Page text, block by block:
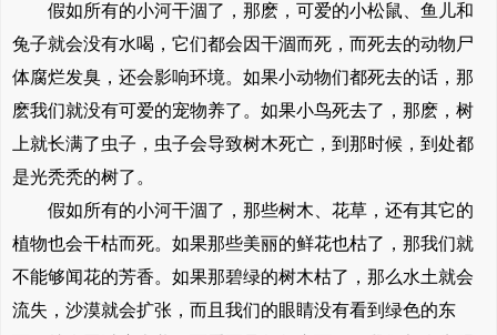
假如所有的小河干涸了，那麽，可爱的小松鼠、鱼儿和
兔子就会没有水喝，它们都会因干涸而死，而死去的动物尸
体腐烂发臭，还会影响环境。如果小动物们都死去的话，那
麽我们就没有可爱的宠物养了。如果小鸟死去了，那麽，树
上就长满了虫子，虫子会导致树木死亡，到那时候，到处都
是光秃秃的树了。
假如所有的小河干涸了，那些树木、花草，还有其它的
植物也会干枯而死。如果那些美丽的鲜花也枯了，那我们就
不能够闻花的芳香。如果那碧绿的树木枯了，那么水土就会
流失，沙漠就会扩张，而且我们的眼睛没有看到绿色的东